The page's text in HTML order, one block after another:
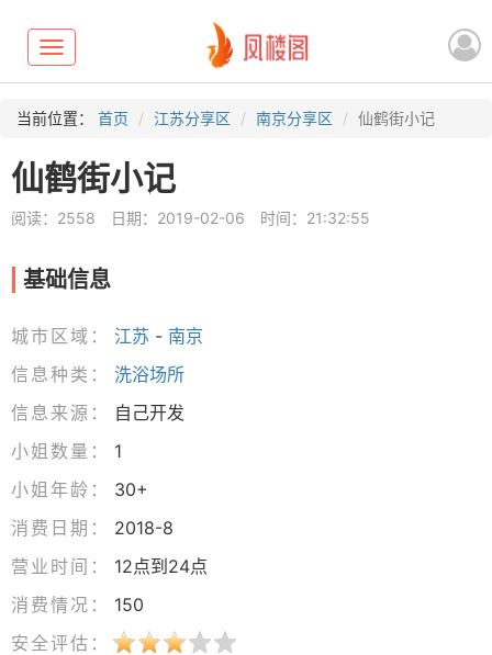
Toggle
navigation
当前位置： 首页 江苏分享区 南京分享区 仙鹤街小记
仙鹤街小记
阅读：2558 日期：2019-02-06 时间：21:32:55
基础信息
城市区域： 江苏 - 南京
信息种类：
洗浴场所
信息来源：
自己开发
小姐数量：
1
小姐年龄：
30+
消费日期：
2018-8
营业时间：
12点到24点
消费情况：
150
安全评估：